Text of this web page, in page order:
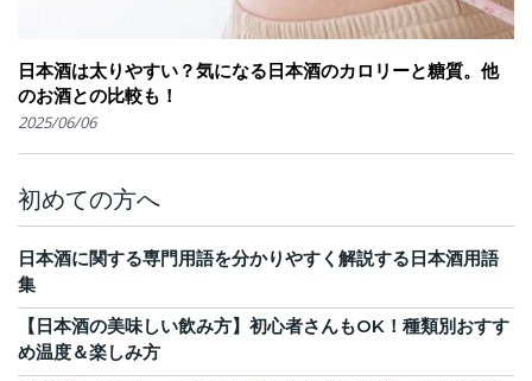
日本酒は太りやすい？気になる日本酒のカロリーと糖質。他
のお酒との比較も！
2025/06/06
初めての方へ
日本酒に関する専門用語を分かりやすく解説する日本酒用語
集
【日本酒の美味しい飲み方】初心者さんもOK！種類別おすす
め温度＆楽しみ方